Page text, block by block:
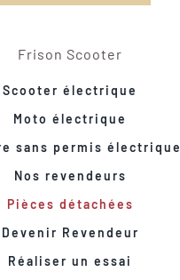
Frison Scooter
Scooter électrique
Moto électrique
sans permis électrique
Nos revendeurs
Pièces détachées
Devenir Revendeur
Réaliser un essai